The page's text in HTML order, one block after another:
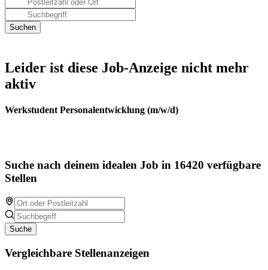
Leider ist diese Job-Anzeige nicht mehr
aktiv
Werkstudent Personalentwicklung (m/w/d)
Suche nach deinem idealen Job in 16420 verfügbare
Stellen
Suche
Vergleichbare Stellenanzeigen